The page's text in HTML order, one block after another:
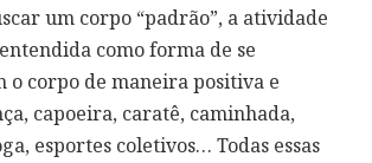
um corpo “padrão”, a atividade
como forma de se
o corpo de maneira positiva e
capoeira, caratê, caminhada,
esportes coletivos… Todas essas